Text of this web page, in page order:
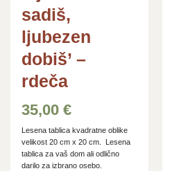
sadiš,
ljubezen
dobiš’ –
rdeča
35,00€
Lesena tablica kvadratne oblike
velikost 20 cm x 20 cm. Lesena
tablica za vaš dom ali odlično
darilo za izbrano osebo.